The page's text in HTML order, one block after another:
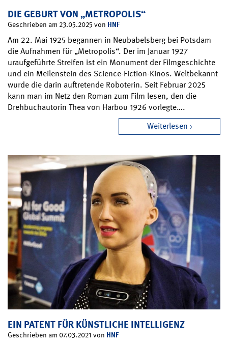
DIE GEBURT VON „METROPOLIS“
Geschrieben am 23.05.2025 von HNF
Am 22. Mai 1925 begannen in Neubabelsberg bei Potsdam
die Aufnahmen für „Metropolis“. Der im Januar 1927
uraufgeführte Streifen ist ein Monument der Filmgeschichte
und ein Meilenstein des Science-Fiction-Kinos. Weltbekannt
wurde die darin auftretende Roboterin. Seit Februar 2025
kann man im Netz den Roman zum Film lesen, den die
Drehbuchautorin Thea von Harbou 1926 vorlegte….
Weiterlesen
EIN PATENT FÜR KÜNSTLICHE INTELLIGENZ
Geschrieben am 07.03.2021 von HNF